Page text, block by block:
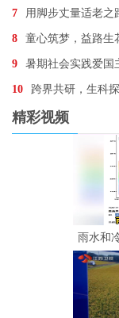
7 用脚步丈量适老
8 童心筑梦，益路生
9 暑期社会实践爱国
10 跨界共研，生科
精彩视频
雨水和